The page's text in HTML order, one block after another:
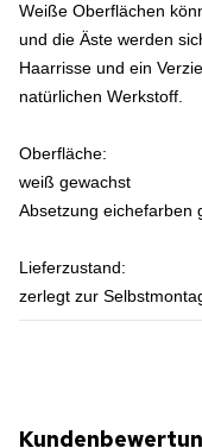
Weiße Oberflächen
und die Äste werden
Haarrisse und ein
natürlichen Werkstoff.
Oberfläche:
weiß gewachst
Absetzung eichefarben
Lieferzustand:
zerlegt zur